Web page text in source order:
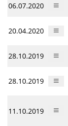
06.07.2020
20.04.2020
28.10.2019
28.10.2019
11.10.2019